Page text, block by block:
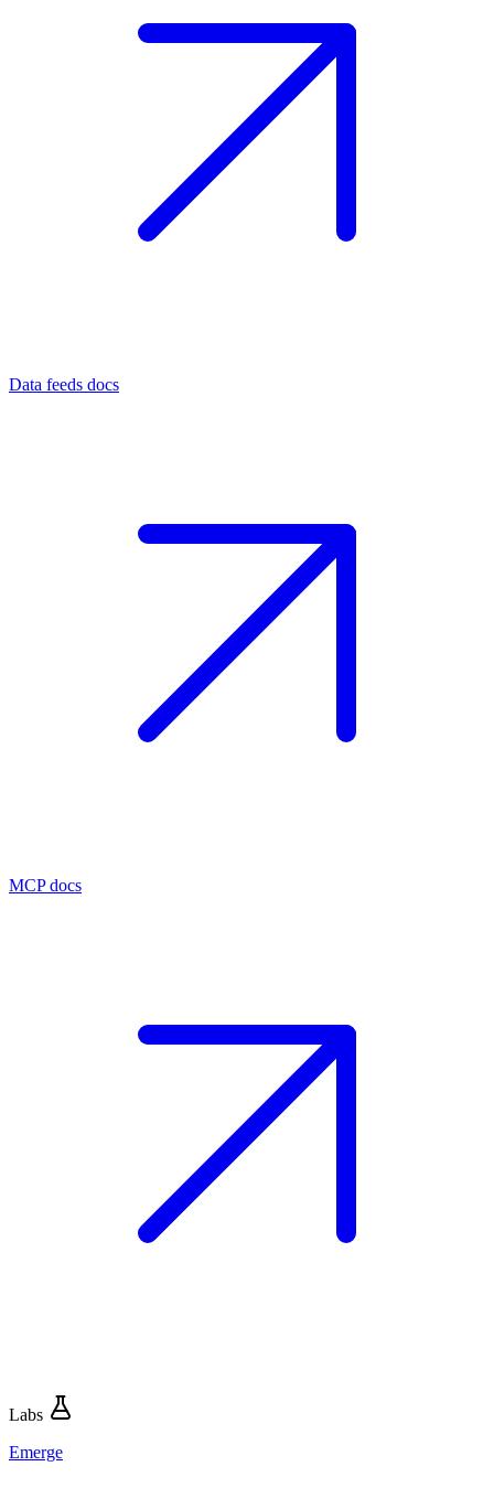
Data feeds docs
MCP docs
Labs
Emerge